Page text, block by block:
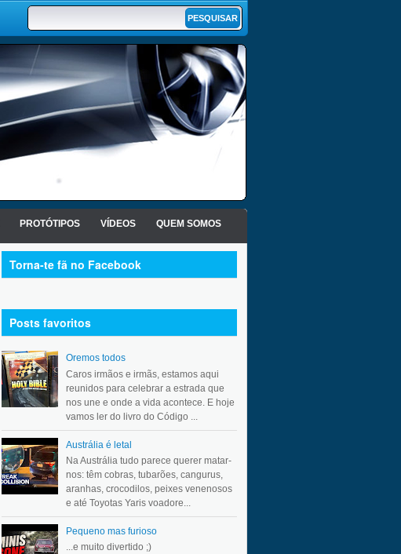
PROTÓTIPOS VÍDEOS QUEM SOMOS
Torna-te fã no Facebook
Posts favoritos
Oremos todos
Caros irmãos e irmãs, estamos aqui
reunidos para celebrar a estrada que
nos une e onde a vida acontece. E hoje
vamos ler do livro do Código ...
Austrália é letal
Na Austrália tudo parece querer matar-
nos: têm cobras, tubarões, cangurus,
aranhas, crocodilos, peixes venenosos
e até Toyotas Yaris voadore...
Pequeno mas furioso
...e muito divertido ;)